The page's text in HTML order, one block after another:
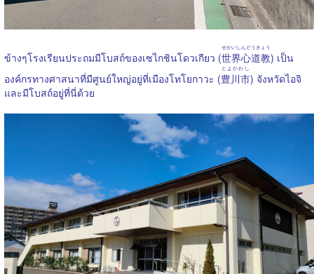
ข้างๆโรงเรียนประถมมีโบสถ์ของเซไกชินโดวเกียว (世界心道教
せかいしんどうきょう
) เป็น
องค์กรทางศาสนาที่มีศูนย์ใหญ่อยู่ที่เมืองโทโยกาวะ (豊川市
とよかわし
) จังหวัดไอจิ
และมีโบสถ์อยู่ที่นี่ด้วย